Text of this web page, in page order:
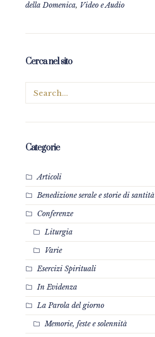
della Domenica, Video e Audio
Cerca nel sito
Categorie
Articoli
Benedizione serale e storie di santità
Conferenze
Liturgia
Varie
Esercizi Spirituali
In Evidenza
La Parola del giorno
Memorie, feste e solennità